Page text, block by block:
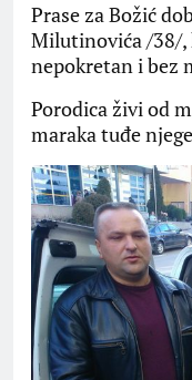
Prase za Božić
Milutinovića /38/,
nepokretan i bez
Porodica živi od
maraka tuđe